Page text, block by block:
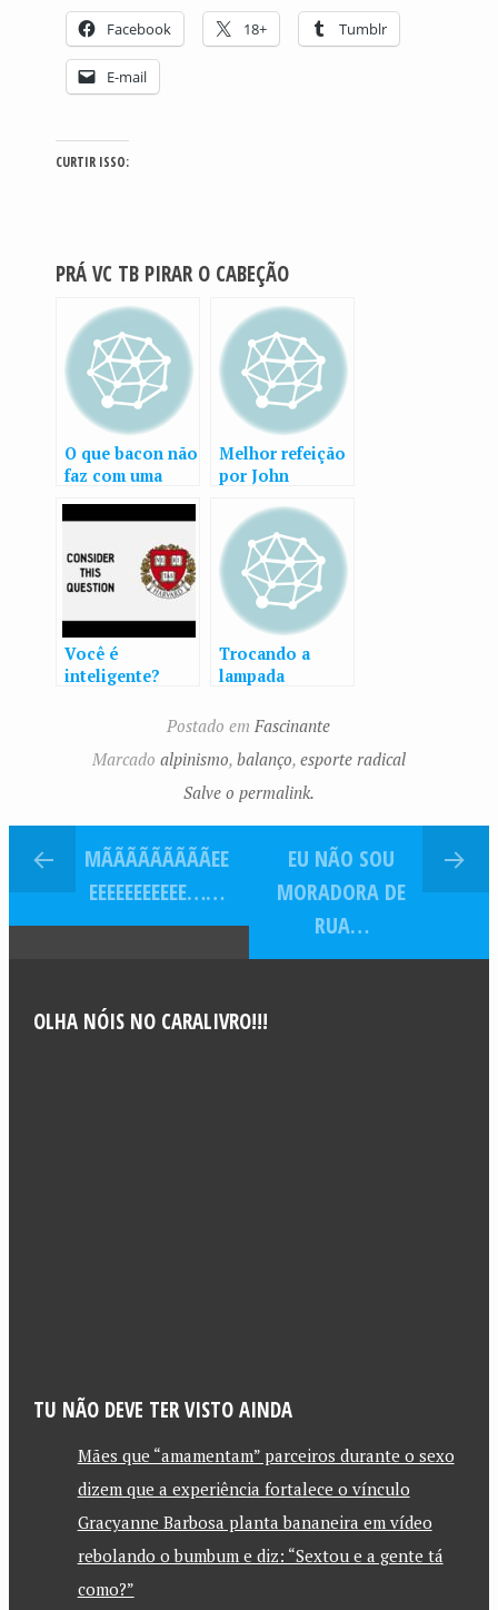
Facebook 18+ Tumblr
E-mail
CURTIR ISSO:
PRÁ VC TB PIRAR O CABEÇÃO
O que bacon não
faz com uma
americana
Melhor refeição
por John
Você é
inteligente?
Trocando a
lampada
Postado emFascinante
Marcado alpinismo, balanço, esporte radical
Salve o permalink.
MÃÃÃÃÃÃÃÃÃEE
EEEEEEEEEEE……
EU NÃO SOU
MORADORA DE
RUA…
OLHA NÓIS NO CARALIVRO!!!
TU NÃO DEVE TER VISTO AINDA
Mães que “amamentam” parceiros durante o sexo
dizem que a experiência fortalece o vínculo
Gracyanne Barbosa planta bananeira em vídeo
rebolando o bumbum e diz: “Sextou e a gente tá
como?”